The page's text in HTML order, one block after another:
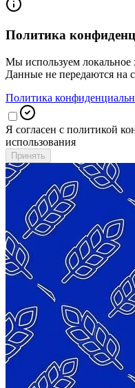
Политика
Мы используем
Данные не передаются на
Политика
Я согласен с политикой
использования
Принять